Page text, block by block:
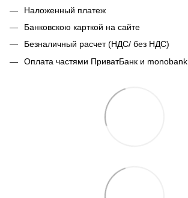
Наложенный платеж
Банковскою карткой на сайте
Безналичный расчет (НДС/ без НДС)
Оплата частями ПриватБанк и monobank